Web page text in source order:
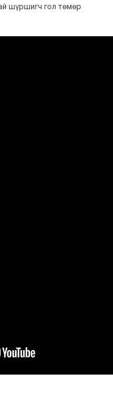
шүршигч гол төмөр